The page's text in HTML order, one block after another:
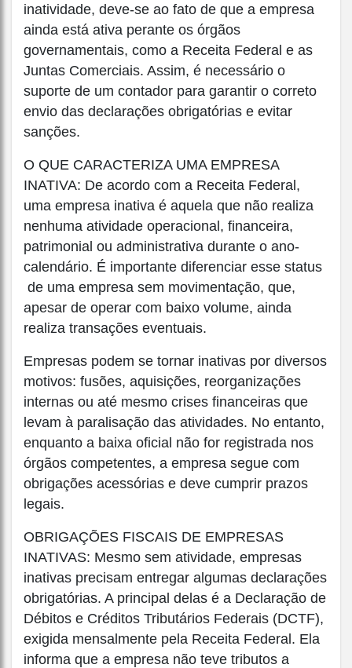
inatividade, deve-se ao fato de que a empresa
ainda está ativa perante os órgãos
governamentais, como a Receita Federal e as
Juntas Comerciais. Assim, é necessário o
suporte de um contador para garantir o correto
envio das declarações obrigatórias e evitar
sanções.
O QUE CARACTERIZA UMA EMPRESA
INATIVA: De acordo com a Receita Federal,
uma empresa inativa é aquela que não realiza
nenhuma atividade operacional, financeira,
patrimonial ou administrativa durante o ano-
calendário. É importante diferenciar esse status
de uma empresa sem movimentação, que,
apesar de operar com baixo volume, ainda
realiza transações eventuais.
Empresas podem se tornar inativas por diversos
motivos: fusões, aquisições, reorganizações
internas ou até mesmo crises financeiras que
levam à paralisação das atividades. No entanto,
enquanto a baixa oficial não for registrada nos
órgãos competentes, a empresa segue com
obrigações acessórias e deve cumprir prazos
legais.
OBRIGAÇÕES FISCAIS DE EMPRESAS
INATIVAS: Mesmo sem atividade, empresas
inativas precisam entregar algumas declarações
obrigatórias. A principal delas é a Declaração de
Débitos e Créditos Tributários Federais (DCTF),
exigida mensalmente pela Receita Federal. Ela
informa que a empresa não teve tributos a